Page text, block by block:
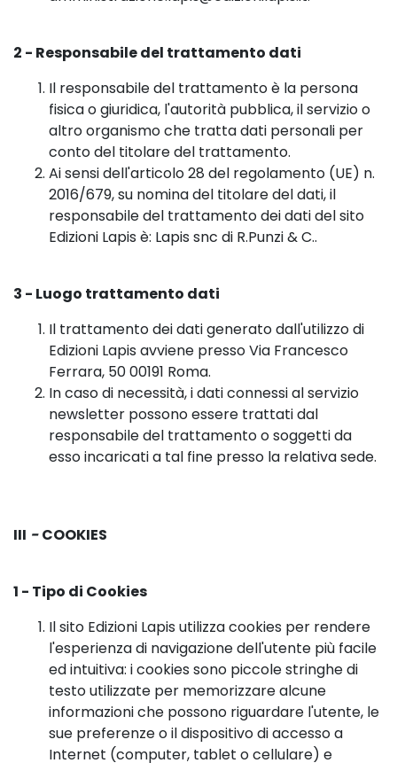
2 - Responsabile del trattamento dati
Il responsabile del trattamento è la persona
fisica o giuridica, l'autorità pubblica, il servizio o
altro organismo che tratta dati personali per
conto del titolare del trattamento.
Ai sensi dell'articolo 28 del regolamento (UE) n.
2016/679, su nomina del titolare del dati, il
responsabile del trattamento dei dati del sito
Edizioni Lapis è: Lapis snc di R.Punzi & C..
3 - Luogo trattamento dati
Il trattamento dei dati generato dall'utilizzo di
Edizioni Lapis avviene presso Via Francesco
Ferrara, 50 00191 Roma.
In caso di necessità, i dati connessi al servizio
newsletter possono essere trattati dal
responsabile del trattamento o soggetti da
esso incaricati a tal fine presso la relativa sede.
III - COOKIES
1 - Tipo di Cookies
Il sito Edizioni Lapis utilizza cookies per rendere
l'esperienza di navigazione dell'utente più facile
ed intuitiva: i cookies sono piccole stringhe di
testo utilizzate per memorizzare alcune
informazioni che possono riguardare l'utente, le
sue preferenze o il dispositivo di accesso a
Internet (computer, tablet o cellulare) e